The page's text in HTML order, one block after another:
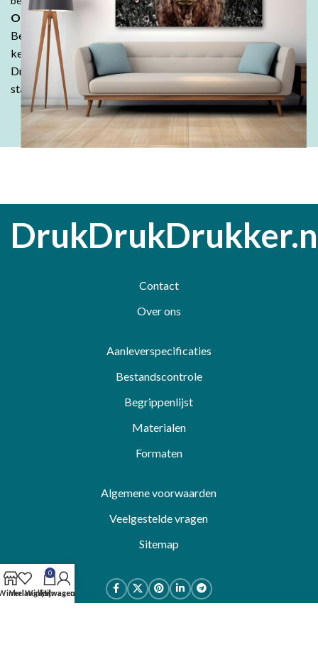
Ontdek de DrukDrukDrukker-ervaring:
Bestel in onze webshop en ontdek waarom klanten keer op
keer kiezen voor de kwaliteit en betaalbaarheid van
DrukDrukDrukker.Laat jouw ideeën tot leven komen - wij
staan voor je klaar!
Contact
Over ons
Aanleverspecificaties
Bestandscontrole
Begrippenlijst
Materialen
Formaten
Algemene voorwaarden
Veelgestelde vragen
Sitemap
Verlanglijst
0
Winkelwagen
Mijn account